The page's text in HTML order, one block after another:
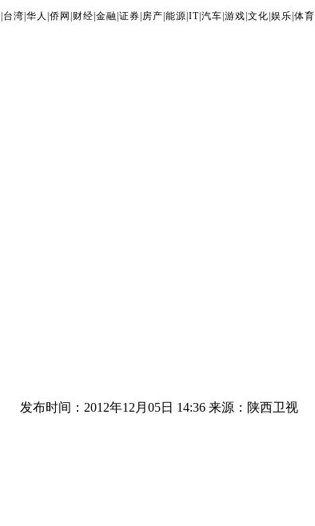
台湾 华人 侨网 财经 金融 证券 房产 能源 IT| 汽车 游戏 文化 娱乐 体育
发布时间：2012年12月05日 14:36 来源：陕西卫视